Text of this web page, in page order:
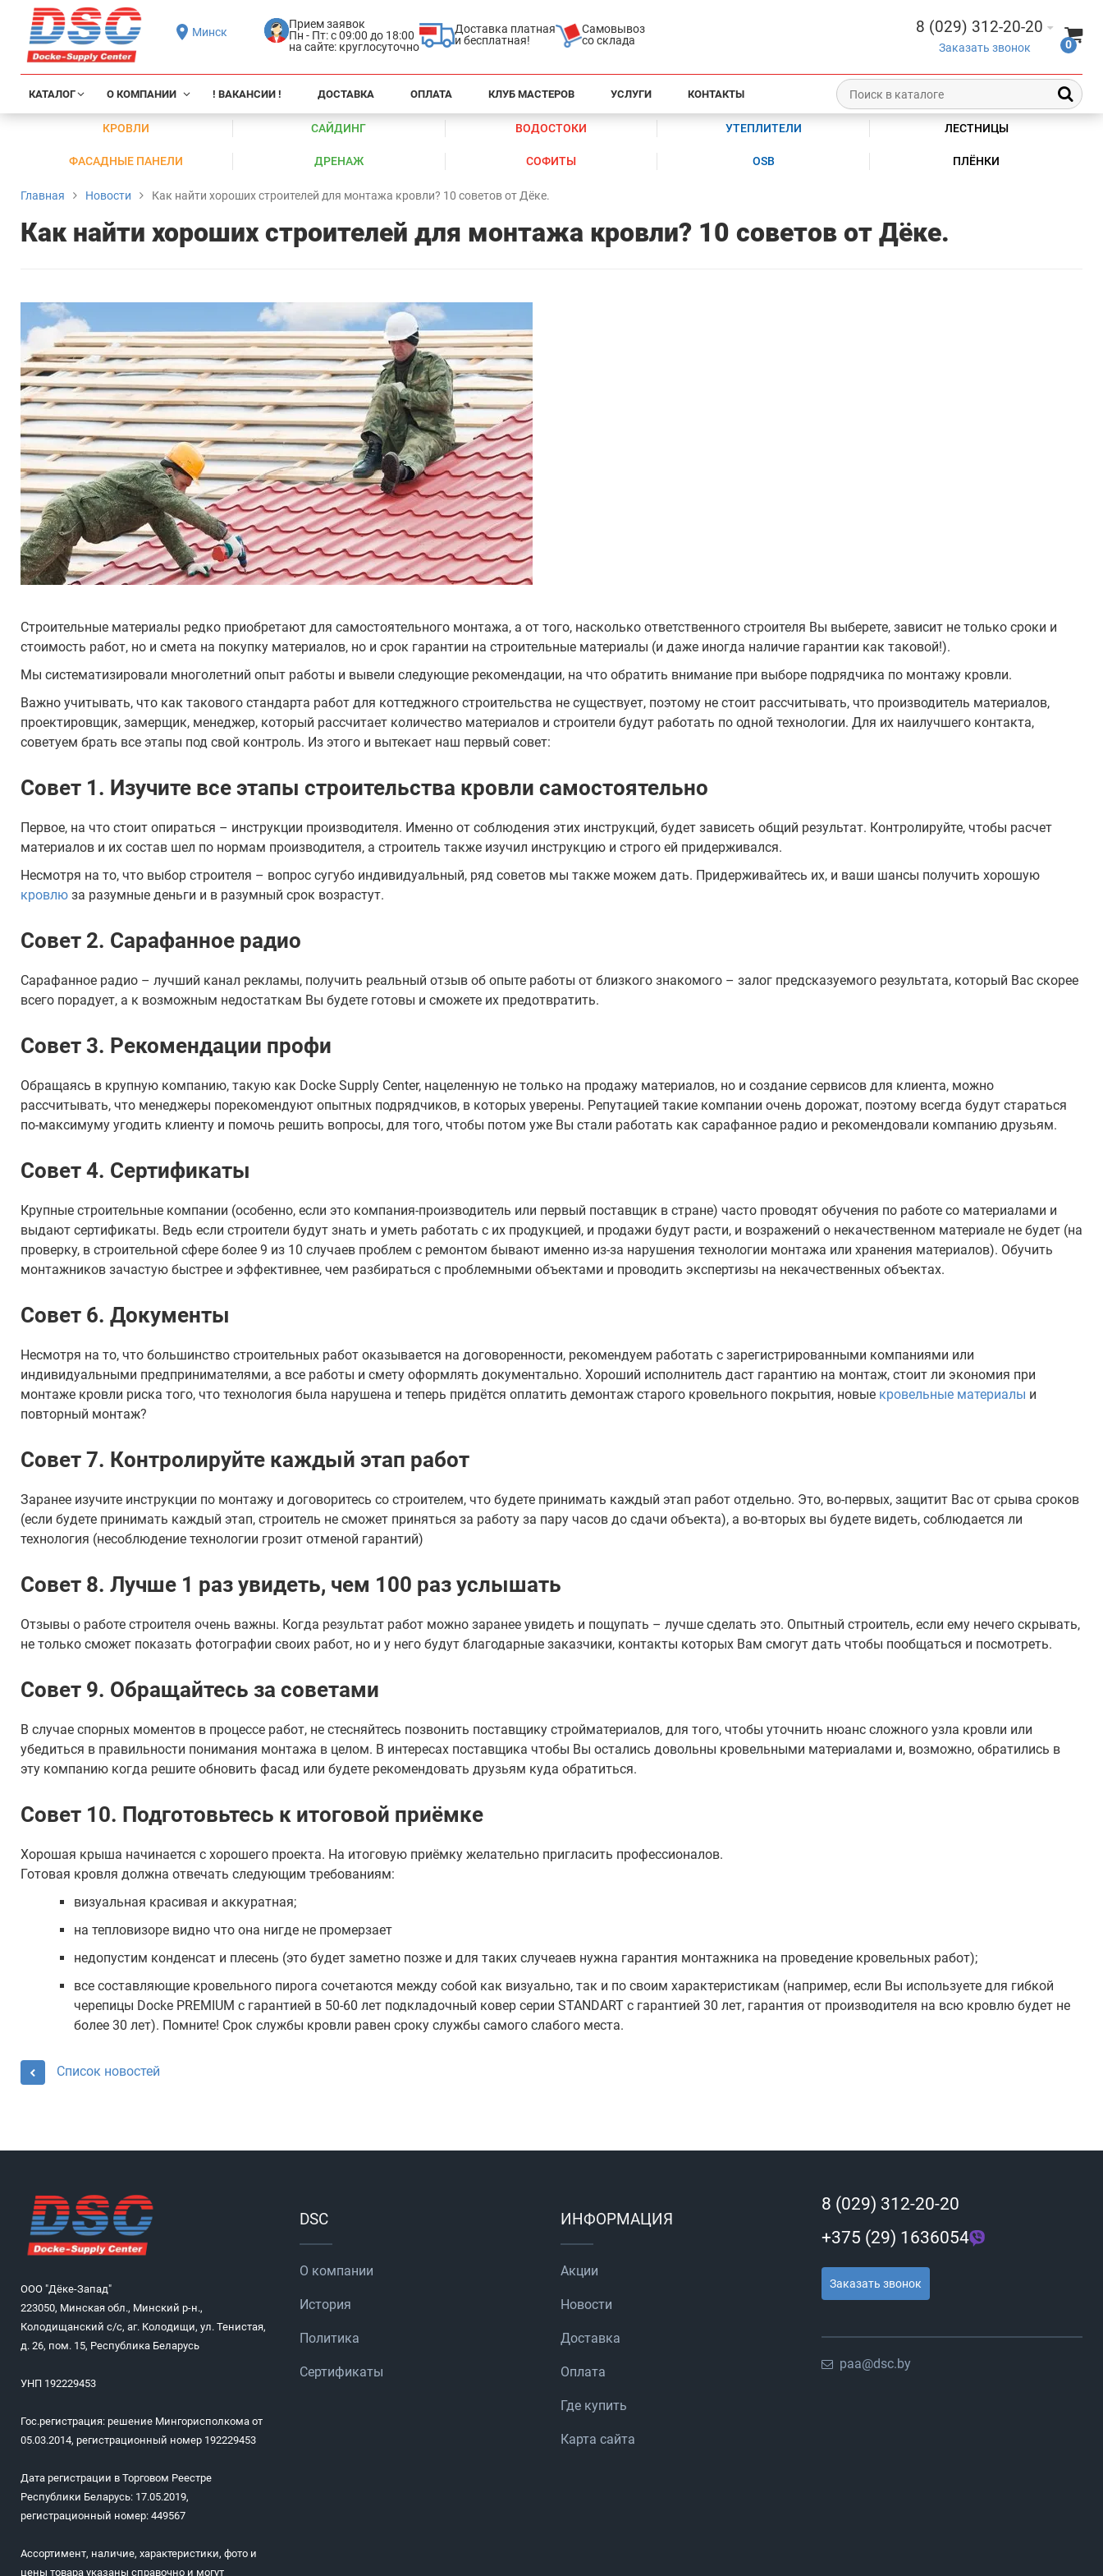
Минск
Прием заявок
Пн - Пт: с 09:00 до 18:00
на сайте: круглосуточно
Доставка платная
и бесплатная!
Самовывоз
со склада
8 (029) 312-20-20
Заказать звонок 0
КАТАЛОГ О КОМПАНИИ ! ВАКАНСИИ ! ДОСТАВКА ОПЛАТА КЛУБ МАСТЕРОВ УСЛУГИ КОНТАКТЫ
КРОВЛИ САЙДИНГ ВОДОСТОКИ УТЕПЛИТЕЛИ ЛЕСТНИЦЫ
ФАСАДНЫЕ ПАНЕЛИ ДРЕНАЖ СОФИТЫ OSB ПЛЁНКИ
Главная Новости Как найти хороших строителей для монтажа кровли? 10 советов от Дёке.
Как найти хороших строителей для монтажа кровли? 10 советов от Дёке.
Строительные материалы редко приобретают для самостоятельного монтажа, а от того, насколько ответственного строителя Вы выберете, зависит не только сроки и
стоимость работ, но и смета на покупку материалов, но и срок гарантии на строительные материалы (и даже иногда наличие гарантии как таковой!).
Мы систематизировали многолетний опыт работы и вывели следующие рекомендации, на что обратить внимание при выборе подрядчика по монтажу кровли.
Важно учитывать, что как такового стандарта работ для коттеджного строительства не существует, поэтому не стоит рассчитывать, что производитель материалов,
проектировщик, замерщик, менеджер, который рассчитает количество материалов и строители будут работать по одной технологии. Для их наилучшего контакта,
советуем брать все этапы под свой контроль. Из этого и вытекает наш первый совет:
Совет 1. Изучите все этапы строительства кровли самостоятельно
Первое, на что стоит опираться – инструкции производителя. Именно от соблюдения этих инструкций, будет зависеть общий результат. Контролируйте, чтобы расчет
материалов и их состав шел по нормам производителя, а строитель также изучил инструкцию и строго ей придерживался.
Несмотря на то, что выбор строителя – вопрос сугубо индивидуальный, ряд советов мы также можем дать. Придерживайтесь их, и ваши шансы получить хорошую
кровлю за разумные деньги и в разумный срок возрастут.
Совет 2. Сарафанное радио
Сарафанное радио – лучший канал рекламы, получить реальный отзыв об опыте работы от близкого знакомого – залог предсказуемого результата, который Вас скорее
всего порадует, а к возможным недостаткам Вы будете готовы и сможете их предотвратить.
Совет 3. Рекомендации профи
Обращаясь в крупную компанию, такую как Docke Supply Center, нацеленную не только на продажу материалов, но и создание сервисов для клиента, можно
рассчитывать, что менеджеры порекомендуют опытных подрядчиков, в которых уверены. Репутацией такие компании очень дорожат, поэтому всегда будут стараться
по-максимуму угодить клиенту и помочь решить вопросы, для того, чтобы потом уже Вы стали работать как сарафанное радио и рекомендовали компанию друзьям.
Совет 4. Сертификаты
Крупные строительные компании (особенно, если это компания-производитель или первый поставщик в стране) часто проводят обучения по работе со материалами и
выдают сертификаты. Ведь если строители будут знать и уметь работать с их продукцией, и продажи будут расти, и возражений о некачественном материале не будет (на
проверку, в строительной сфере более 9 из 10 случаев проблем с ремонтом бывают именно из-за нарушения технологии монтажа или хранения материалов). Обучить
монтажников зачастую быстрее и эффективнее, чем разбираться с проблемными объектами и проводить экспертизы на некачественных объектах.
Совет 6. Документы
Несмотря на то, что большинство строительных работ оказывается на договоренности, рекомендуем работать с зарегистрированными компаниями или
индивидуальными предпринимателями, а все работы и смету оформлять документально. Хороший исполнитель даст гарантию на монтаж, стоит ли экономия при
монтаже кровли риска того, что технология была нарушена и теперь придётся оплатить демонтаж старого кровельного покрытия, новые кровельные материалы и
повторный монтаж?
Совет 7. Контролируйте каждый этап работ
Заранее изучите инструкции по монтажу и договоритесь со строителем, что будете принимать каждый этап работ отдельно. Это, во-первых, защитит Вас от срыва сроков
(если будете принимать каждый этап, строитель не сможет приняться за работу за пару часов до сдачи объекта), а во-вторых вы будете видеть, соблюдается ли
технология (несоблюдение технологии грозит отменой гарантий)
Совет 8. Лучше 1 раз увидеть, чем 100 раз услышать
Отзывы о работе строителя очень важны. Когда результат работ можно заранее увидеть и пощупать – лучше сделать это. Опытный строитель, если ему нечего скрывать,
не только сможет показать фотографии своих работ, но и у него будут благодарные заказчики, контакты которых Вам смогут дать чтобы пообщаться и посмотреть.
Совет 9. Обращайтесь за советами
В случае спорных моментов в процессе работ, не стесняйтесь позвонить поставщику стройматериалов, для того, чтобы уточнить нюанс сложного узла кровли или
убедиться в правильности понимания монтажа в целом. В интересах поставщика чтобы Вы остались довольны кровельными материалами и, возможно, обратились в
эту компанию когда решите обновить фасад или будете рекомендовать друзьям куда обратиться.
Совет 10. Подготовьтесь к итоговой приёмке
Хорошая крыша начинается с хорошего проекта. На итоговую приёмку желательно пригласить профессионалов.
Готовая кровля должна отвечать следующим требованиям:
визуальная красивая и аккуратная;
на тепловизоре видно что она нигде не промерзает
недопустим конденсат и плесень (это будет заметно позже и для таких случеаев нужна гарантия монтажника на проведение кровельных работ);
все составляющие кровельного пирога сочетаются между собой как визуально, так и по своим характеристикам (например, если Вы используете для гибкой
черепицы Docke PREMIUM с гарантией в 50-60 лет подкладочный ковер серии STANDART с гарантией 30 лет, гарантия от производителя на всю кровлю будет не
более 30 лет). Помните! Срок службы кровли равен сроку службы самого слабого места.
Список новостей
ООО "Дёке-Запад"
223050, Минская обл., Минский р-н.,
Колодищанский с/с, аг. Колодищи, ул. Тенистая,
д. 26, пом. 15, Республика Беларусь
УНП 192229453
Гос.регистрация: решение Мингорисполкома от
05.03.2014, регистрационный номер 192229453
Дата регистрации в Торговом Реестре
Республики Беларусь: 17.05.2019,
регистрационный номер: 449567
Ассортимент, наличие, характеристики, фото и
цены товара указаны справочно и могут
DSC
О компании
История
Политика
Сертификаты
ИНФОРМАЦИЯ
Акции
Новости
Доставка
Оплата
Где купить
Карта сайта
8 (029) 312-20-20
+375 (29) 1636054
Заказать звонок
paa@dsc.by